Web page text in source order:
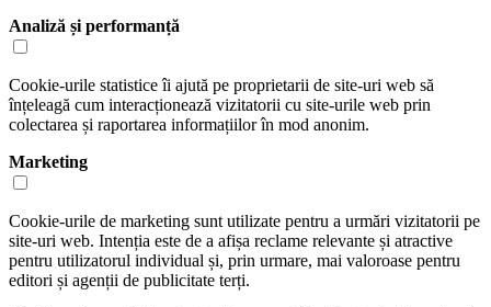
Analiză și performanță
Cookie-urile statistice îi ajută pe proprietarii de site-uri web să
înțeleagă cum interacționează vizitatorii cu site-urile web prin
colectarea și raportarea informațiilor în mod anonim.
Marketing
Cookie-urile de marketing sunt utilizate pentru a urmări vizitatorii pe
site-uri web. Intenția este de a afișa reclame relevante și atractive
pentru utilizatorul individual și, prin urmare, mai valoroase pentru
editori și agenții de publicitate terți.